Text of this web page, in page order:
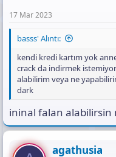
17 Mar 2023
basss' Alıntı:
kendi kredi kartım yok
crack da indirmek
alabilirim veya ne
dark
ininal falan alabilirsin
agathusia